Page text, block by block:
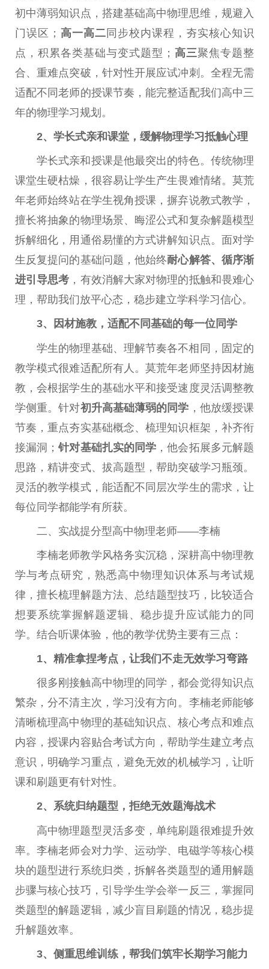
初中薄弱知识点，搭建基础高中物理思维，规避入
门误区； 高一高二 同步校内课程，夯实核心知识
点，积累各类基础与变式题型； 高三聚焦专题整
合、重难点突破，针对性开展应试冲刺。全程无需
适配不同老师的授课节奏，能完整适配我们高中三
年的物理学习规划。
2、学长式亲和课堂，缓解物理学习抵触心理
学长式亲和授课是他最突出的特色。传统物理
课堂生硬枯燥，很容易让学生产生畏难情绪。莫荒
年老师始终站在学生视角授课，摒弃说教式教学，
擅长将抽象的物理场景、晦涩公式和复杂解题模型
拆解细化，用通俗易懂的方式讲解知识点。面对学
生反复提问的基础问题，他始终耐心解答、循序渐
进引导思考 ，有效消解大家对物理的抵触和畏难心
理，帮助我们放平心态，稳步建立学科学习信心。
3、因材施教，适配不同基础的每一位同学
学生的物理基础、理解节奏各不相同，固定的
教学模式很难适配所有人。莫荒年老师坚持因材施
教，会根据学生的基础水平和接受速度灵活调整教
学侧重。针对初升高基础薄弱的同学 ，他放缓授课
节奏，重点夯实基础概念、梳理知识框架，补齐衔
接漏洞；针对基础扎实的同学 ，他会拓展多元解题
思路，精讲变式、拔高题型，帮助突破学习瓶颈。
灵活的教学模式，能适配不同层次学生的需求，让
每位同学都能学有所获。
二、实战提分型高中物理老师——李楠
李楠老师教学风格务实沉稳，深耕高中物理教
学与考点研究，熟悉高中物理知识体系与考试规
律，擅长梳理解题方法、总结题型技巧，比较适合
想要系统掌握解题逻辑、稳步提升应试能力的同
学。结合听课体验，他的教学优势主要有三点：
1、精准拿捏考点，让我们不走无效学习弯路
很多刚接触高中物理的同学，都会觉得知识点
繁杂，分不清主次，学习没有方向。李楠老师能够
清晰梳理高中物理的基础知识点、核心考点和难点
内容，授课内容贴合考试方向，帮助学生建立考点
意识，明确学习重点，避免无效的机械学习，让听
课和刷题更有针对性。
2、系统归纳题型，拒绝无效题海战术
高中物理题型灵活多变，单纯刷题很难提升效
率。李楠老师会对力学、运动学、电磁学等核心模
块的题型进行系统归类，拆解各类题型的通用解题
步骤与核心技巧，引导学生学会举一反三，掌握同
类题型的解题逻辑，减少盲目刷题的情况，稳步提
升解题效率。
3、侧重思维训练，帮我们筑牢长期学习能力